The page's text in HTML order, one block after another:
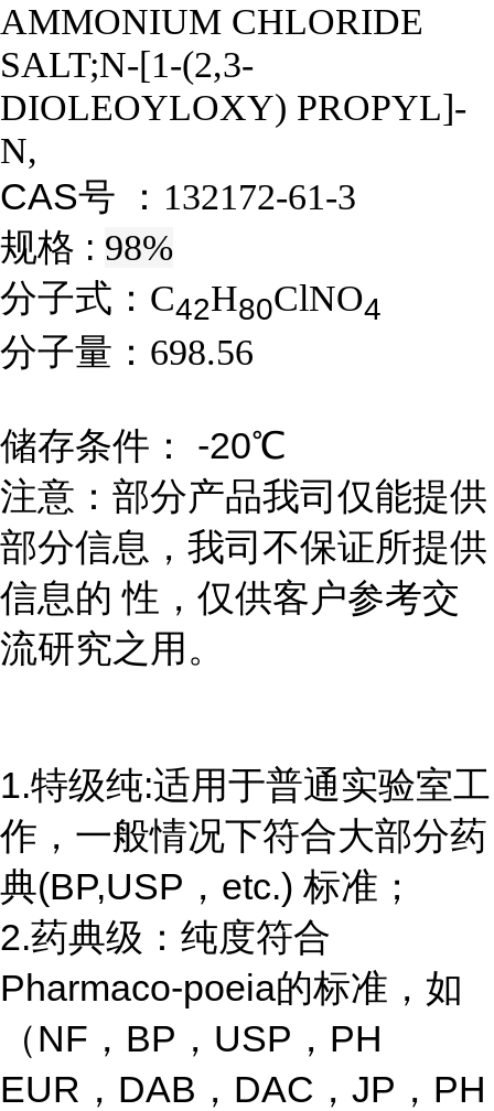
AMMONIUM CHLORIDE
SALT;N-[1-(2,3-
DIOLEOYLOXY) PROPYL]-
N,
CAS号 ： 132172-61-3
规格 : 98%
分子式： C42H80ClNO4
分子量： 698.56
储存条件： -20℃
注意：部分产品我司仅能提供
部分信息，我司不保证所提供
信息的 性，仅供客户参考交
流研究之用。
1.特级纯:适用于普通实验室工
作，一般情况下符合大部分药
典(BP,USP，etc.) 标准；
2.药典级：纯度符合
Pharmaco-poeia的标准，如
（NF，BP，USP，PH
EUR，DAB，DAC，JP，PH